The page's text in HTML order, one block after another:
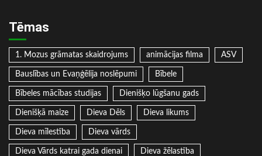
Tēmas
1. Mozus grāmatas skaidrojums animācijas filma ASV
Bauslības un Evaņģēlija noslēpumi Bībele
Bībeles mācības studijas Dienišķo lūgšanu gads
Dienišķā maize Dieva Dēls Dieva likums
Dieva mīlestība Dieva vārds
Dieva Vārds katrai gada dienai Dieva žēlastība